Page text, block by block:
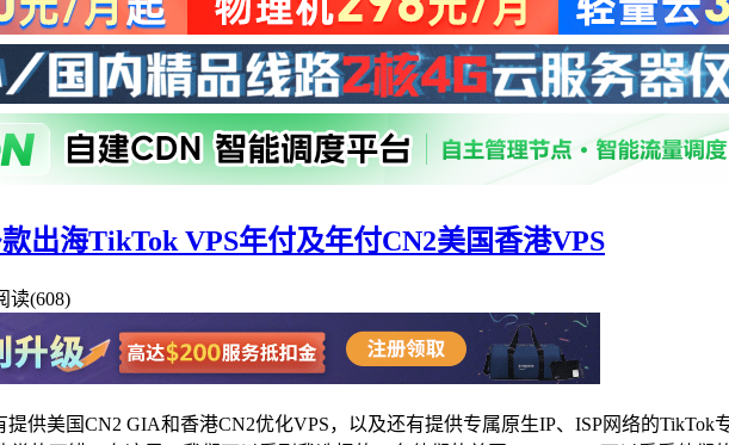
出海TikTok VPS年付及年付CN2美国香港VPS
读(608)
供美国CN2 GIA和香港CN2优化VPS，以及还有提供专属原生IP、ISP网络的